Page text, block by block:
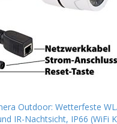
Outdoor: Wetterfeste
IR-Nachtsicht, IP66 (WiFi